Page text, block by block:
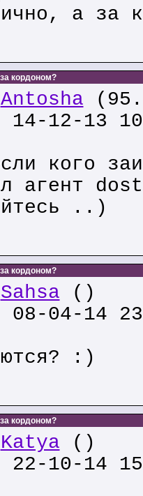
а за
кордоном?
Antosha
12-13
кого
агент
..)
кордоном?
Sahsa ()
04-14
:)
кордоном?
Katya ()
10-14